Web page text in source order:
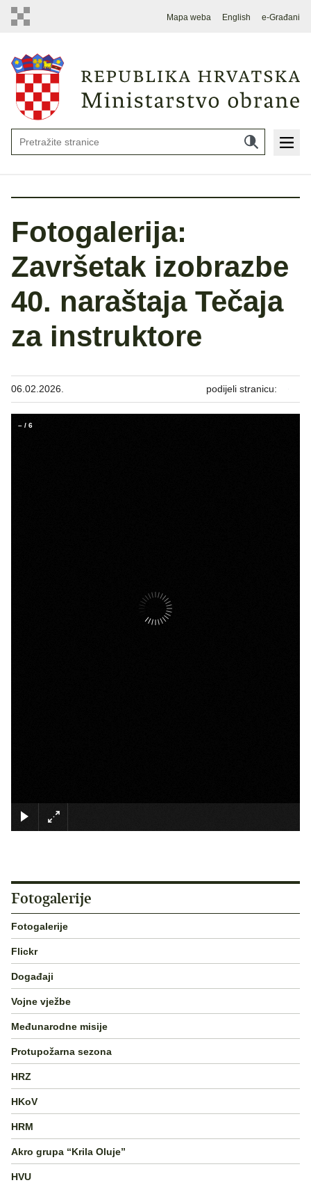
Mapa weba English e-Građani
Fotogalerija:
Završetak izobrazbe
40. naraštaja Tečaja
za instruktore
06.02.2026. podijeli stranicu:
– / 6
Fotogalerije
Fotogalerije
Flickr
Događaji
Vojne vježbe
Međunarodne misije
Protupožarna sezona
HRZ
HKoV
HRM
Akro grupa “Krila Oluje”
HVU